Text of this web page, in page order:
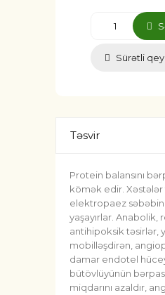
Sürətli
Təsvir
Protein balansını
kömək edir.
elektropaez
yaşayırlar. Anabolik,
antihipoksik təsirlər,
mobilləşdirən,
damar endotel
bütövlüyünün
miqdarını azaldır,